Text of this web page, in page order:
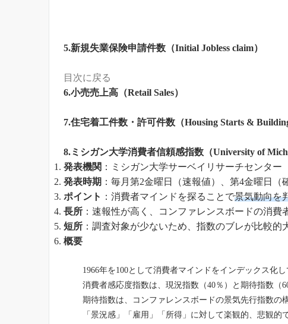
5.新規失業保険申請件数 （Initial Jobless claim）
目次に戻る
6.小売売上高 （Retail Sales）
7.住宅着工件数・許可件数 （Housing Starts &
8.ミシガン大学消費者信頼感指数 （University of
発表機関 ：ミシガン大学サーベイリサーチセンター
発表時期 ：毎月第2金曜日（速報値）、第4金曜日（
ポイント ：消費者マインドを探ることで景気動向を
長所 ：速報性が高く、コンファレンスボードの消費
短所 ：調査対象が少ないため、指数のブレが比較的
概要
1966年を100として消費者マインドをインデックス化し
消費者感応度指数は、現況指数（40％）と期待指数（
期待指数は、コンファレンスボードの景気先行指数の
「景況感」「雇用」「所得」に対して楽観的、悲観的